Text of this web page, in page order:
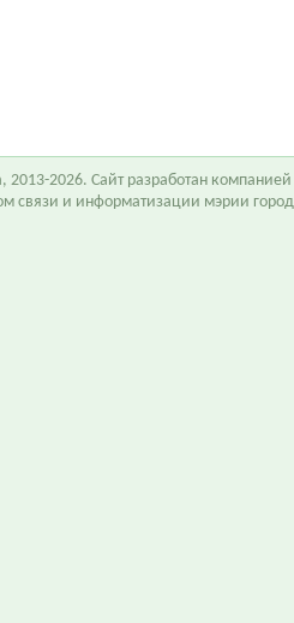
2026. Сайт разработан компанией
связи и информатизации мэрии